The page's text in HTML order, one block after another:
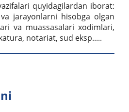
quyidagilardan iborat:
jarayonlarni hisobga olgan
va muassasalari xodimlari,
notariat, sud eksp.....